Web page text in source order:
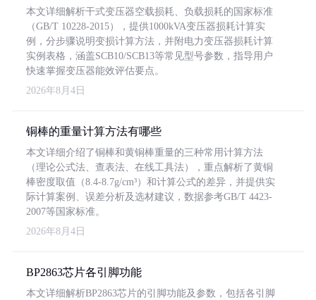
本文详细解析干式变压器空载损耗、负载损耗的国家标准
（GB/T 10228-2015），提供1000kVA变压器损耗计算实
例，分步骤说明变损计算方法，并附电力变压器损耗计算
实例表格，涵盖SCB10/SCB13等常见型号参数，指导用户
快速掌握变压器能效评估要点。
2026年8月4日
铜棒的重量计算方法有哪些
本文详细介绍了铜棒和黄铜棒重量的三种常用计算方法
（理论公式法、查表法、在线工具法），重点解析了黄铜
棒密度取值（8.4-8.7g/cm³）和计算公式的差异，并提供实
际计算案例、误差分析及选材建议，数据参考GB/T 4423-
2007等国家标准。
2026年8月4日
BP2863芯片各引脚功能
本文详细解析BP2863芯片的引脚功能及参数，包括各引脚